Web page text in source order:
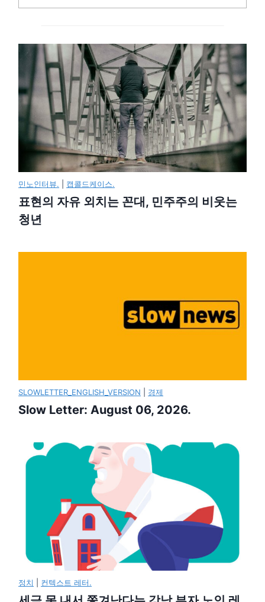
민노인터뷰. 캡콜드케이스.
표현의 자유 외치는 꼰대, 민주주의 비웃는
청년
SLOWLETTER_ENGLISH_VERSION 경제
Slow Letter: August 06, 2026.
정치 컨텍스트 레터.